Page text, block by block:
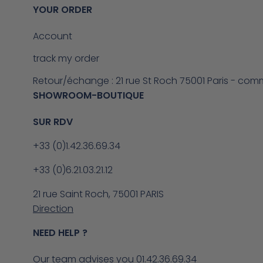
YOUR ORDER
Account
track my order
Retour/échange : 21 rue St Roch 75001 Paris -
SHOWROOM-BOUTIQUE
SUR RDV
+33 (0)1.42.36.69.34
+33 (0)6.21.03.21.12
21 rue Saint Roch, 75001 PARIS
Direction
NEED HELP ?
Our team advises you 01.42.36.69.34